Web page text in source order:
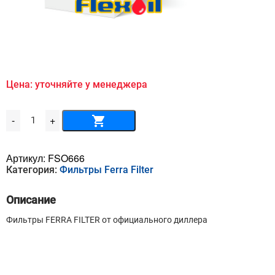
Цена: уточняйте у менеджера
- Количество
товара
Масляный
FERRA
FILTER
-
+
Артикул: FSO666
Категория: Фильтры Ferra Filter
Описание
Фильтры FERRA FILTER от официального диллера